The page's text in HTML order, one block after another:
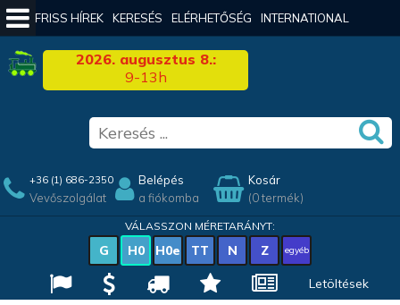
FRISS HÍREK KERESÉS ELÉRHETŐSÉG INTERNATIONAL
2026. augusztus 8.:
9-13h
+36 (1) 686-2350
Vevőszolgálat
Belépés
a fiókomba
Kosár
(0 termék)
VÁLASSZON MÉRETARÁNYT:
G H0 H0e TT N Z egyéb
Letöltések